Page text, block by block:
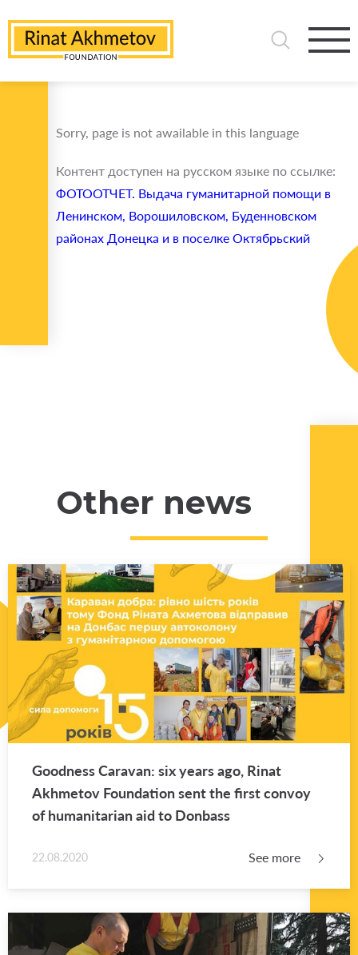
Sorry, page is not awailable in this language
Контент доступен на русском языке по ссылке:
ФОТООТЧЕТ. Выдача гуманитарной помощи в
Ленинском, Ворошиловском, Буденновском
районах Донецка и в поселке Октябрьский
Other news
Good­ness Car­a­van: six years ago, Rinat
Akhme­tov Foun­da­tion sent the first con­voy
of hu­man­i­tar­ian aid to Don­bass
22.08.2020 See more